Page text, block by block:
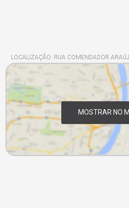
LOCALIZAÇÃO: RUA COMENDADOR
MOSTRAR NO